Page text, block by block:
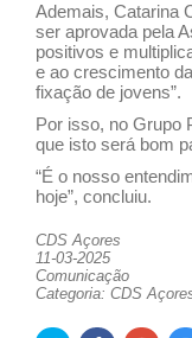
Ademais, Catarina
ser aprovada pela
positivos e
e ao crescimento
fixação de jovens”.
Por isso, no Grupo
que isto será bom
“É o nosso
hoje”, concluiu.
CDS Açores
11-03-2025
Comunicação
Categoria: CDS